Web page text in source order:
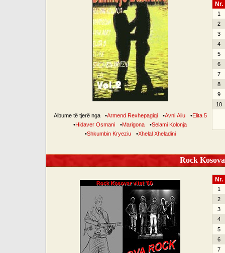
Albume të tjerë nga •Armend Rexhepagiqi •Avni Aliu •Elita 5
•Hidaver Osmani •Marigona •Selami Kolonja
•Shkumbin Kryeziu •Xhelal Xheladini
Nr.
1
2
3
4
5
6
7
8
9
10
Rock
Nr.
1
2
3
4
5
6
7